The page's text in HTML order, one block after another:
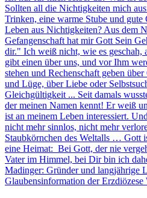
Sollten all die Nichtigkeiten mich
Trinken, eine warme Stube und gute
Leben aus Nichtigkeiten? Aus dem
Gefangenschaft hat mir Gott Sein
dir." Ich weiß nicht, wie es geschah,
gibt einen über uns, und vor Ihm
stehen und Rechenschaft geben
und Lüge, über Liebe oder
Gleichgültigkeit ... Seit damals
der meinen Namen kennt! Er weiß
ist an meinem Leben interessiert.
nicht mehr sinnlos, nicht mehr
Staubkörnchen des Weltalls … Gott
eine Heimat: Bei Gott, der nie
Vater im Himmel, bei Dir bin ich
Madinger: Gründer und langjährige
Glaubensinformation der Erzdiözese